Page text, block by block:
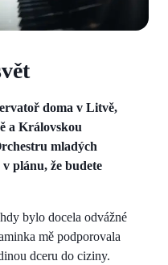
doma v Litvě,
a Královskou
mladých
plánu, že budete
bylo docela odvážné
mě podporovala
dceru do ciziny.